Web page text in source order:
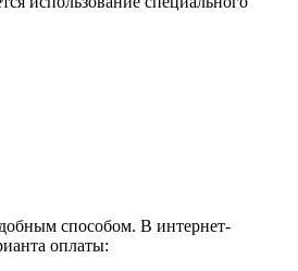
способом. В интернет-
оплаты: